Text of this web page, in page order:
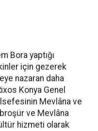
Bora yaptığı
için gezerek
nazaran daha
Konya Genel
Mevlâna ve
ve Mevlâna
hizmeti olarak